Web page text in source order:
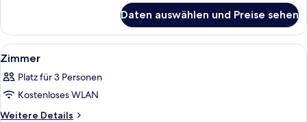
Daten auswählen und Preise sehen
Alle
Fotos
für
Zimmer
anzeigen
Ein modernes Hotelzimmer mit
9
Zimmer
Platz für 3 Personen
Kostenloses WLAN
Weitere Details
Weitere